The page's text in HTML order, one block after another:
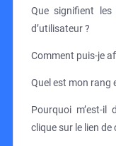
Que signifient
d’utilisateur ?
Comment puis-je
Quel est mon rang
Pourquoi m’est-il
clique sur le lien